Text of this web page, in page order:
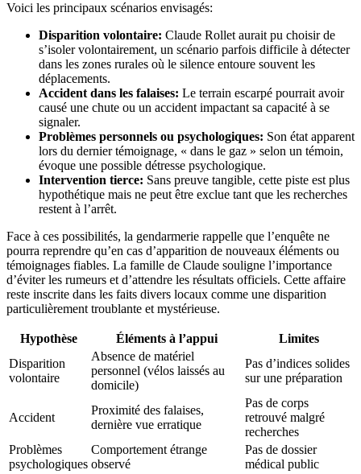
Voici les principaux scénarios envisagés:
Disparition volontaire: Claude Rollet aurait pu choisir de
s’isoler volontairement, un scénario parfois difficile à détecter
dans les zones rurales où le silence entoure souvent les
déplacements.
Accident dans les falaises: Le terrain escarpé pourrait avoir
causé une chute ou un accident impactant sa capacité à se
signaler.
Problèmes personnels ou psychologiques: Son état apparent
lors du dernier témoignage, « dans le gaz » selon un témoin,
évoque une possible détresse psychologique.
Intervention tierce: Sans preuve tangible, cette piste est plus
hypothétique mais ne peut être exclue tant que les recherches
restent à l’arrêt.
Face à ces possibilités, la gendarmerie rappelle que l’enquête ne
pourra reprendre qu’en cas d’apparition de nouveaux éléments ou
témoignages fiables. La famille de Claude souligne l’importance
d’éviter les rumeurs et d’attendre les résultats officiels. Cette affaire
reste inscrite dans les faits divers locaux comme une disparition
particulièrement troublante et mystérieuse.
Hypothèse Éléments à l’appui
Limites
Disparition
volontaire
Absence de matériel
personnel (vélos laissés au
domicile)
Pas d’indices solides
sur une préparation
Accident
Proximité des falaises,
dernière vue erratique
Pas de corps
retrouvé malgré
recherches
Problèmes
psychologiques
Comportement étrange
observé
Pas de dossier
médical public